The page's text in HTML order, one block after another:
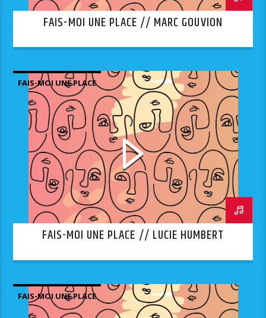
FAIS-MOI UNE PLACE // MARC GOUVION
FAIS-MOI UNE PLACE
FAIS-MOI UNE PLACE // LUCIE HUMBERT
FAIS-MOI UNE PLACE